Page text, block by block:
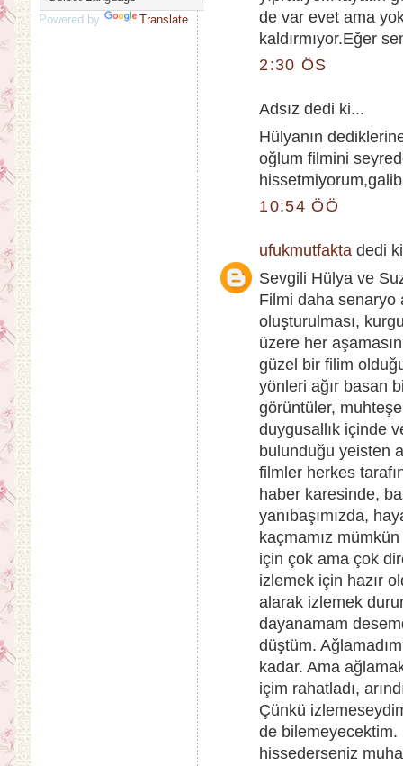
de var evet ama
kaldırmıyor.Eğer
2:30 ÖS
Adsız dedi ki...
Hülyanın
oğlum filmini
10:54 ÖÖ
ufukmutfakta dedi
Sevgili Hülya ve
Filmi daha senaryo
oluşturulması,
üzere her
güzel bir filim
yönleri ağır basan
görüntüler,
duygusallık içinde
bulunduğu yeisten
filmler herkes
haber karesinde,
yanıbaşımızda,
kaçmamız
için çok ama çok
izlemek için hazır
alarak izlemek
dayanamam
düştüm.
kadar. Ama
içim rahatladı,
Çünkü
de bilemeyecektim.
hissederseniz
Powered by Translate